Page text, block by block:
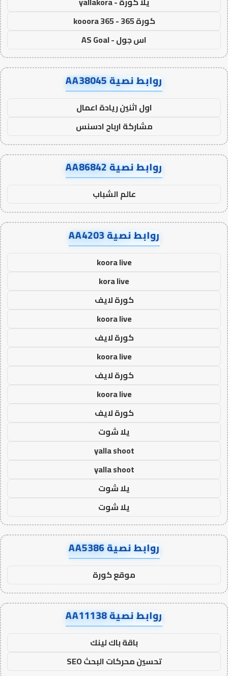
كورة 365 - kooora 365
اس جول - AS Goal
روابط نصية AA38045
اول اثنين ريادة اعمال
مشاركة ارباح ادسنس
روابط نصية AA86842
عالم الشباب
روابط نصية AA4203
koora live
kora live
كورة لايف
koora live
كورة لايف
koora live
كورة لايف
koora live
كورة لايف
يلا شوت
yalla shoot
yalla shoot
يلا شوت
يلا شوت
روابط نصية AA5386
موقع كورة
روابط نصية AA11138
باقة باك لينك
تحسين محركات البحث SEO